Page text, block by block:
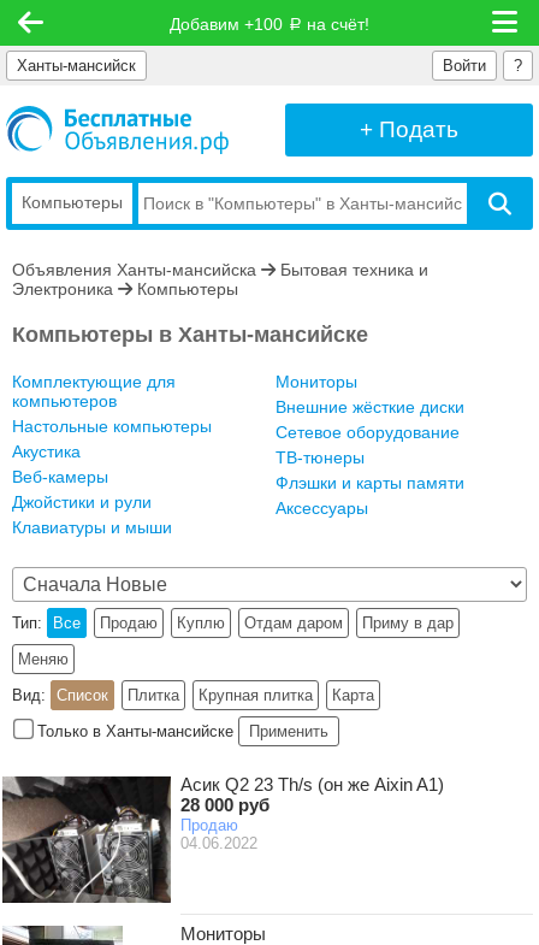
Добавим +100 руб на счёт!
Ханты-мансийск ?
Войти
+ Подать
Компьютеры
Объявления Ханты-мансийска
Бытовая техника и
Электроника
Компьютеры
Компьютеры в Ханты-мансийске
Комплектующие для
компьютеров
Настольные компьютеры
Акустика
Веб-камеры
Джойстики и рули
Клавиатуры и мыши
Мониторы
Внешние жёсткие диски
Сетевое оборудование
ТВ-тюнеры
Флэшки и карты памяти
Аксессуары
Тип: Все Продаю Куплю Отдам даром
Приму в дар
Меняю
Вид:
Список Плитка Крупная плитка
Карта
Только в Ханты-мансийске
Применить
Асик Q2 23 Th/s (он же Aixin A1)
28 000 руб
Продаю
04.06.2022
Мониторы